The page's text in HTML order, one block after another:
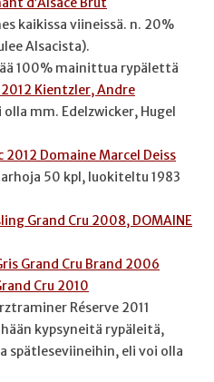
kaikissa viineissä. n. 20%
Alsacista).
100% mainittua rypälettä
Kientzler, Andre
mm. Edelzwicker, Hugel
2012 Domaine Marcel Deiss
50 kpl, luokiteltu 1983
Grand Cru 2008, DOMAINE
Grand Cru Brand 2006
Cru 2010
Réserve 2011
kypsyneitä rypäleitä,
spätleseviineihin, eli voi olla